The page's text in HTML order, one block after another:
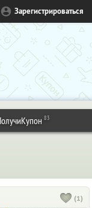
Зарегистрироваться
83
(1)